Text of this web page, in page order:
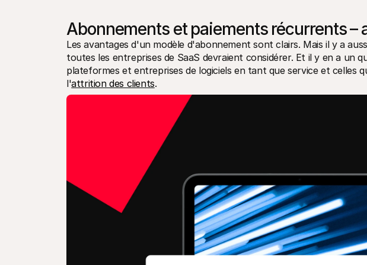
Abonnements et paiements récurrents –
Les avantages d'un modèle d'abonnement sont clairs. Mais il y a
toutes les entreprises de SaaS devraient considérer. Et il y en a un
plateformes et entreprises de logiciels en tant que service et celles
l'attrition des clients.